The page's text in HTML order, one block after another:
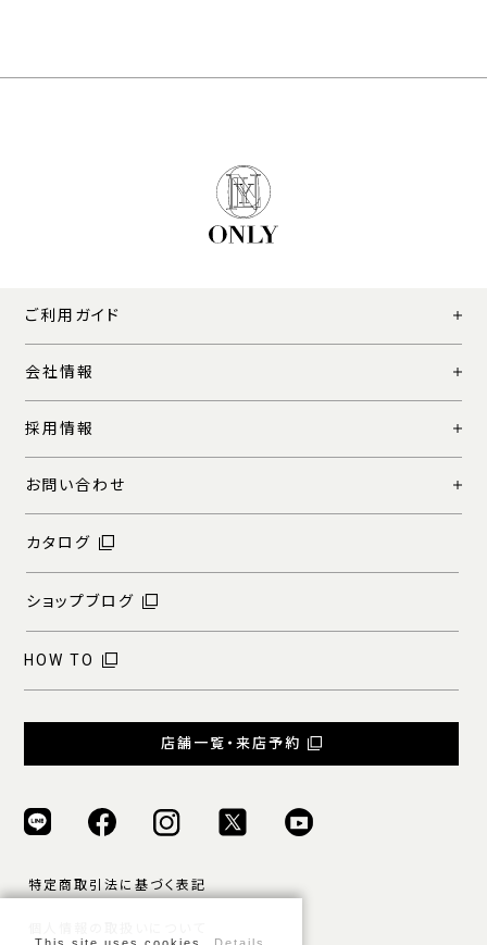
ご利用ガイド
会社情報
採用情報
お問い合わせ
カタログ
ショップブログ
HOW TO
店舗一覧・来店予約
特定商取引法に基づく表記